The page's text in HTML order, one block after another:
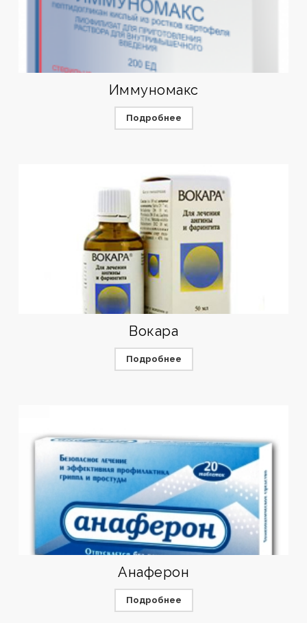
Иммуномакс
Подробнее
Вокара
Подробнее
Анаферон
Подробнее